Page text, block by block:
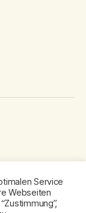
Nach oben
Service
Webseiten